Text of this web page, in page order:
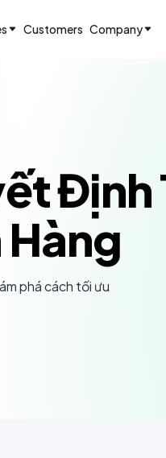
Customers Company
Định
Hàng
phá cách tối ưu